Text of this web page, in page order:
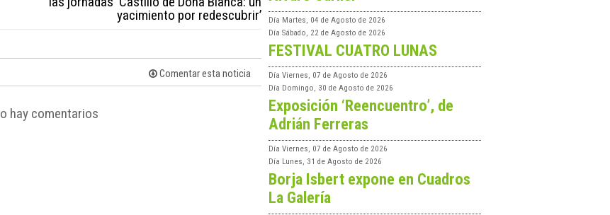
yacimiento por redescubrir’
Comentar esta noticia
hay comentarios
Día Martes, 04 de Agosto de 2026
Día Sábado, 22 de Agosto de 2026
FESTIVAL CUATRO LUNAS
Día Viernes, 07 de Agosto de 2026
Día Domingo, 30 de Agosto de 2026
Exposición ‘Reencuentro’, de
Adrián Ferreras
Día Viernes, 07 de Agosto de 2026
Día Lunes, 31 de Agosto de 2026
Borja Isbert expone en Cuadros
La Galería